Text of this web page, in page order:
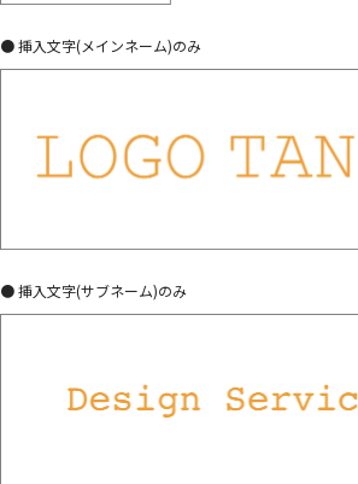
● 挿入文字(メインネーム)のみ
● 挿入文字(サブネーム)のみ